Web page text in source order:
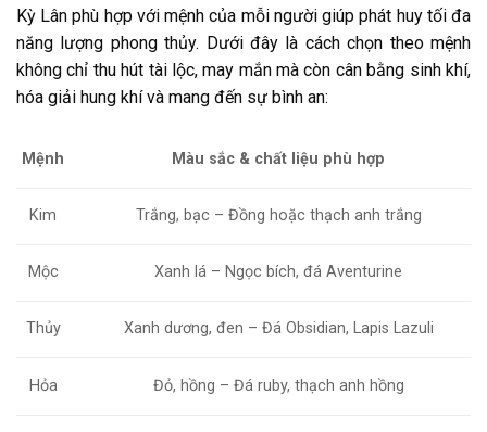
Kỳ Lân phù hợp với mệnh của mỗi người giúp phát huy tối đa
năng lượng phong thủy. Dưới đây là cách chọn theo mệnh
không chỉ thu hút tài lộc, may mắn mà còn cân bằng sinh khí,
hóa giải hung khí và mang đến sự bình an:
Mệnh Màu sắc & chất liệu phù hợp
Kim Trắng, bạc – Đồng hoặc thạch anh trắng
Mộc Xanh lá – Ngọc bích, đá Aventurine
Thủy Xanh dương, đen – Đá Obsidian, Lapis Lazuli
Hỏa Đỏ, hồng – Đá ruby, thạch anh hồng